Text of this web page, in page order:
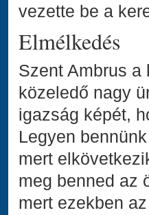
vezette be a
Elmélkedés
Szent Ambrus
közeledő nagy
igazság képét,
Legyen
mert
meg benned az
mert ezekben